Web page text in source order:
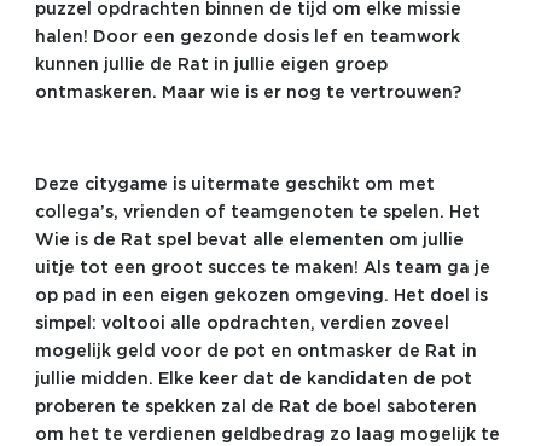
puzzel opdrachten binnen de tijd om elke missie
halen! Door een gezonde dosis lef en teamwork
kunnen jullie de Rat in jullie eigen groep
ontmaskeren. Maar wie is er nog te vertrouwen?
Deze citygame is uitermate geschikt om met
collega’s, vrienden of teamgenoten te spelen. Het
Wie is de Rat spel bevat alle elementen om jullie
uitje tot een groot succes te maken! Als team ga je
op pad in een eigen gekozen omgeving. Het doel is
simpel: voltooi alle opdrachten, verdien zoveel
mogelijk geld voor de pot en ontmasker de Rat in
jullie midden. Elke keer dat de kandidaten de pot
proberen te spekken zal de Rat de boel saboteren
om het te verdienen geldbedrag zo laag mogelijk te